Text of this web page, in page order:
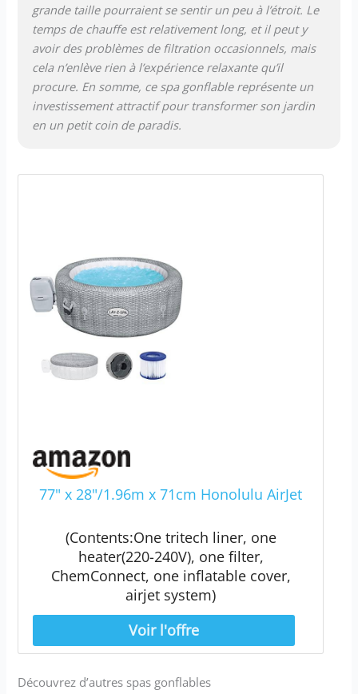
grande taille pourraient se sentir un peu à l’étroit. Le
temps de chauffe est relativement long, et il peut y
avoir des problèmes de filtration occasionnels, mais
cela n’enlève rien à l’expérience relaxante qu’il
procure. En somme, ce spa gonflable représente un
investissement attractif pour transformer son jardin
en un petit coin de paradis.
77" x 28"/1.96m x 71cm Honolulu AirJet
(Contents:One tritech liner, one
heater(220-240V), one filter,
ChemConnect, one inflatable cover,
airjet system)
Découvrez d’autres spas gonflables